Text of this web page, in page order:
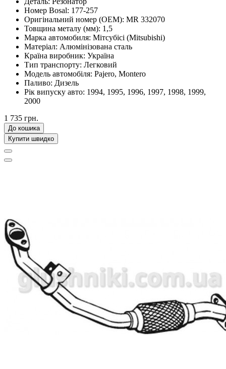
Номер Bosal: 177-257
Оригінальний номер (OEM): MR 332070
Товщина металу (мм): 1,5
Марка автомобиля: Мітсубісі (Mitsubishi)
Матеріал: Алюмінізована сталь
Країна виробник: Україна
Тип транспорту: Легковий
Модель автомобіля: Pajero, Montero
Паливо: Дизель
Рік випуску авто: 1994, 1995, 1996, 1997, 1998, 1999,
2000
1 735 грн.
До кошика
Купити швидко